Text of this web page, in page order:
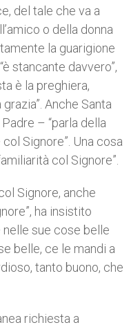
del tale che va a
o della donna
la guarigione
stancante davvero”,
è la preghiera,
Anche Santa
– “parla della
Signore”. Una cosa
col Signore”.
Signore, anche
ha insistito
nelle sue cose belle
belle, ce le mandi a
tanto buono, che
richiesta a